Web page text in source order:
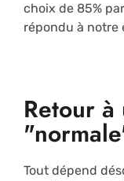
choix de 85%
répondu à notre
Retour
Tout dépend